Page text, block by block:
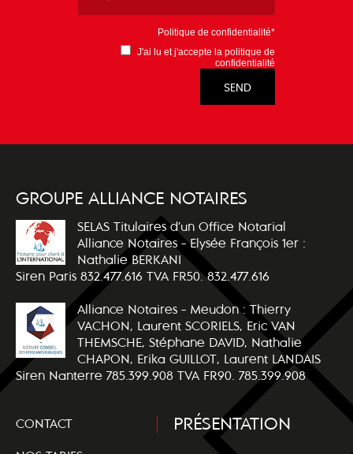
Politique de confidentialité*
J'ai lu et j'accepte la politique de
confidentialité
GROUPE ALLIANCE NOTAIRES
SELAS Titulaires d’un Office Notarial
Alliance Notaires - Elysée François 1er :
Nathalie BERKANI
Siren Paris 832.477.616 TVA FR50. 832.477.616
Alliance Notaires - Meudon : Thierry
VACHON, Laurent SCORIELS, Eric VAN
THEMSCHE, Stéphane DAVID, Nathalie
CHAPON, Erika GUILLOT, Laurent LANDAIS
Siren Nanterre 785.399.908 TVA FR90. 785.399.908
CONTACT PRÉSENTATION